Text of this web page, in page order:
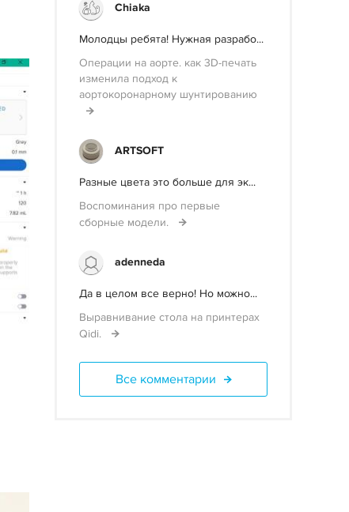
Chiaka
Молодцы ребята! Нужная разрабо...
Операции на аорте. как 3D-печать
изменила подход к
аортокоронарному шунтированию
ARTSOFT
Разные цвета это больше для эк...
Воспоминания про первые
сборные модели.
adenneda
Да в целом все верно! Но можно...
Выравнивание стола на принтерах
Qidi.
Все комментарии